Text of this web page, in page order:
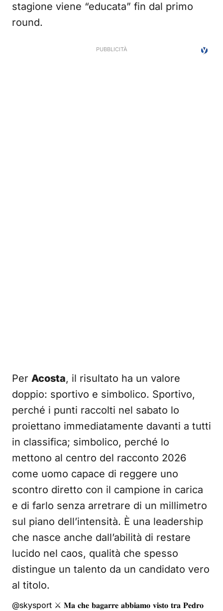
stagione viene “educata” fin dal primo
round.
Per Acosta, il risultato ha un valore
doppio: sportivo e simbolico. Sportivo,
perché i punti raccolti nel sabato lo
proiettano immediatamente davanti a tutti
in classifica; simbolico, perché lo
mettono al centro del racconto 2026
come uomo capace di reggere uno
scontro diretto con il campione in carica
e di farlo senza arretrare di un millimetro
sul piano dell’intensità. È una leadership
che nasce anche dall’abilità di restare
lucido nel caos, qualità che spesso
distingue un talento da un candidato vero
al titolo.
@skysport ⚔️ 𝐌𝐚 𝐜𝐡𝐞 𝐛𝐚𝐠𝐚𝐫𝐫𝐞 𝐚𝐛𝐛𝐢𝐚𝐦𝐨 𝐯𝐢𝐬𝐭𝐨 𝐭𝐫𝐚 𝐏𝐞𝐝𝐫𝐨